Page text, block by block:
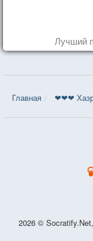
Лучший
Главная ❤❤❤
2026 ©